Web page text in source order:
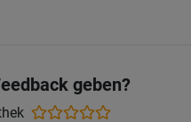
geben?